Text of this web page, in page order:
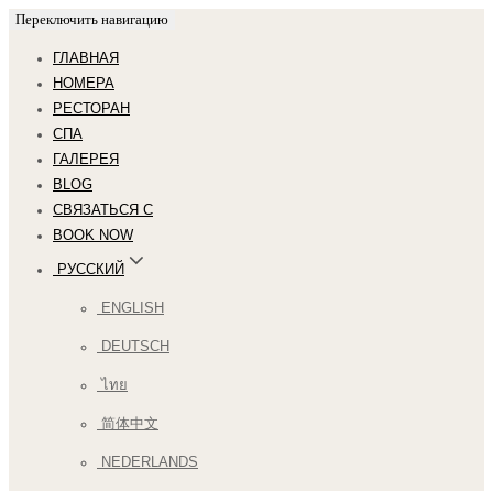
Переключить навигацию
ГЛАВНАЯ
НОМЕРА
РЕСТОРАН
СПА
ГАЛЕРЕЯ
BLOG
СВЯЗАТЬСЯ С
BOOK NOW
РУССКИЙ
ENGLISH
DEUTSCH
ไทย
简体中文
NEDERLANDS